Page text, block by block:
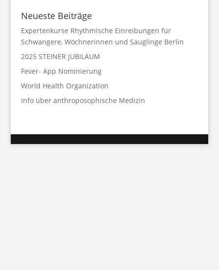
Neueste Beiträge
Expertenkurse Rhythmische Einreibungen für
Schwangere, Wöchnerinnen und Säuglinge Berlin
2025 STEINER JUBILÄUM
Fever- App Nominierung
World Health Organization
Info über anthroposophische Medizin